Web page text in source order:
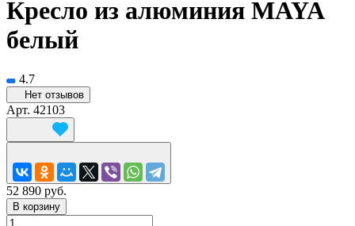
Кресло из алюминия MAYA
белый
4.7
Нет отзывов
Арт. 42103
52 890 руб.
В корзину